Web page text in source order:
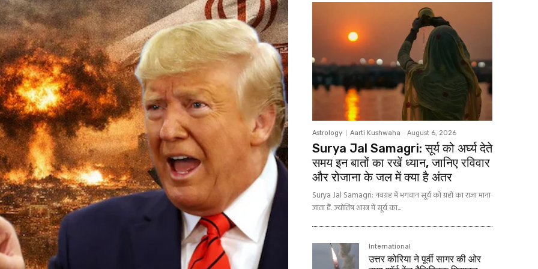
Astrology Aarti Kushwaha - August 6, 2026
Surya Jal Samagri: सूर्य को अर्घ्य देते
समय इन बातों का रखें ध्यान, जानिए रविवार
और रोजाना के जल में क्या है अंतर
Surya Jal Samagri: नवग्रह में भगवान सूर्य को ग्रहों का राजा माना
जाता हैं. ज्योतिष शास्त्र में सूर्य का...
International
उत्तर कोरिया ने पूर्वी सागर की ओर